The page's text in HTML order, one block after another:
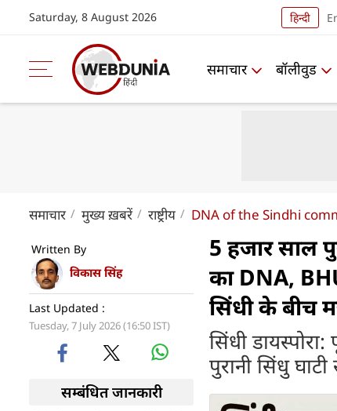
Saturday, 8 August 2026 हिन्दी
समाचार बॉलीवुड
समाचार मुख्य ख़बरें राष्ट्रीय DNA of the Sindhi
Written By
विकास सिंह
Last Updated :
Tuesday, 7 July 2026 (16:50 IST)
सम्बंधित जानकारी
5 हजार साल
का DNA,
सिंधी के बीच
सिंधी
पुरानी सिंधु